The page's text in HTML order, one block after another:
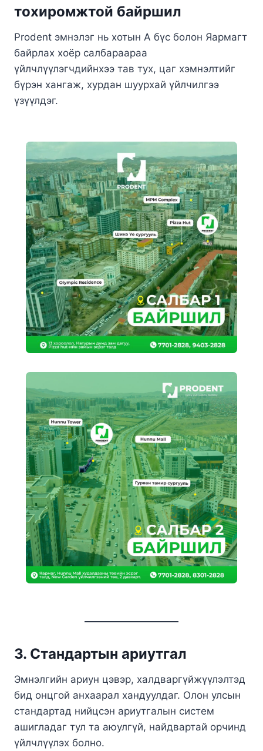
тохиромжтой байршил
Prodent эмнэлэг нь хотын А бүс болон Яармагт
байрлах хоёр салбараараа
үйлчлүүлэгчдийнхээ тав тух, цаг хэмнэлтийг
бүрэн хангаж, хурдан шуурхай үйлчилгээ
үзүүлдэг.
3. Стандартын ариутгал
Эмнэлгийн ариун цэвэр, халдваргүйжүүлэлтэд
бид онцгой анхаарал хандуулдаг. Олон улсын
стандартад нийцсэн ариутгалын систем
ашигладаг тул та аюулгүй, найдвартай орчинд
үйлчлүүлэх болно.